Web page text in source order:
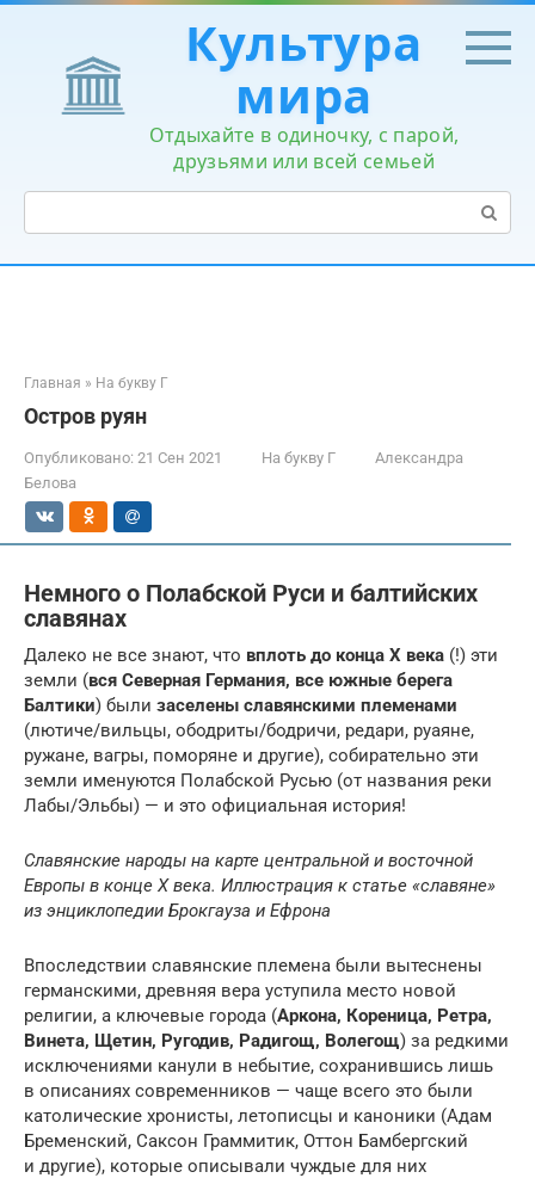
Перейти
контенту
Культура
мира
Отдыхайте в одиночку, с парой,
друзьями или всей семьей
Поиск:
Главная » На букву Г
Остров руян
Опубликовано: 21 Сен 2021 На букву Г
Александра
Белова
Немного о Полабской Руси и балтийских
славянах
Далеко не все знают, что вплоть до конца X века (!) эти
земли (вся Северная Германия, все южные берега
Балтики) были заселены славянскими племенами
(лютиче/вильцы, ободриты/бодричи, редари, руаяне,
ружане, вагры, поморяне и другие), собирательно эти
земли именуются Полабской Русью (от названия реки
Лабы/Эльбы) — и это официальная история!
Славянские народы на карте центральной и восточной
Европы в конце X века. Иллюстрация к статье «славяне»
из энциклопедии Брокгауза и Ефрона
Впоследствии славянские племена были вытеснены
германскими, древняя вера уступила место новой
религии, а ключевые города (Аркона, Кореница, Ретра,
Винета, Щетин, Ругодив, Радигощ, Волегощ) за редкими
исключениями канули в небытие, сохранившись лишь
в описаниях современников — чаще всего это были
католические хронисты, летописцы и каноники (Адам
Бременский, Саксон Граммитик, Оттон Бамбергский
и другие), которые описывали чуждые для них